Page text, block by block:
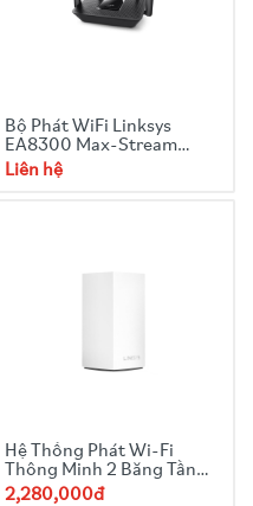
Bộ Phát WiFi Linksys
EA8300 Max-Stream
AC2200 Tri-Band WiFi
Router
Liên hệ
Hệ Thống Phát Wi-Fi
Thông Minh 2 Băng Tần
Linksys Velop 1-Pack
2,280,000đ